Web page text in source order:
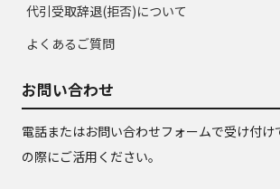
代引受取辞退(拒否)について
よくあるご質問
お問い合わせ
電話またはお問い合わせフォームで受け付け
の際にご活用ください。